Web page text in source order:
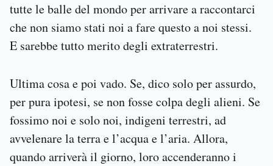
tutte le balle del mondo per arrivare a raccontarci
che non siamo stati noi a fare questo a noi stessi.
E sarebbe tutto merito degli extraterrestri.
Ultima cosa e poi vado. Se, dico solo per assurdo,
per pura ipotesi, se non fosse colpa degli alieni. Se
fossimo noi e solo noi, indigeni terrestri, ad
avvelenare la terra e l’acqua e l’aria. Allora,
quando arriverà il giorno, loro accenderanno i